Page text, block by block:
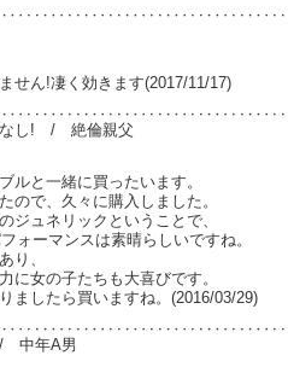
せん!凄く効きます(2017/11/17)
なし! / 絶倫親父
ルと一緒に買ったいます。
ので、久々に購入しました。
ジュネリックということで、
ォーマンスは素晴らしいですね。
り、
に女の子たちも大喜びです。
ましたら買いますね。(2016/03/29)
中年A男